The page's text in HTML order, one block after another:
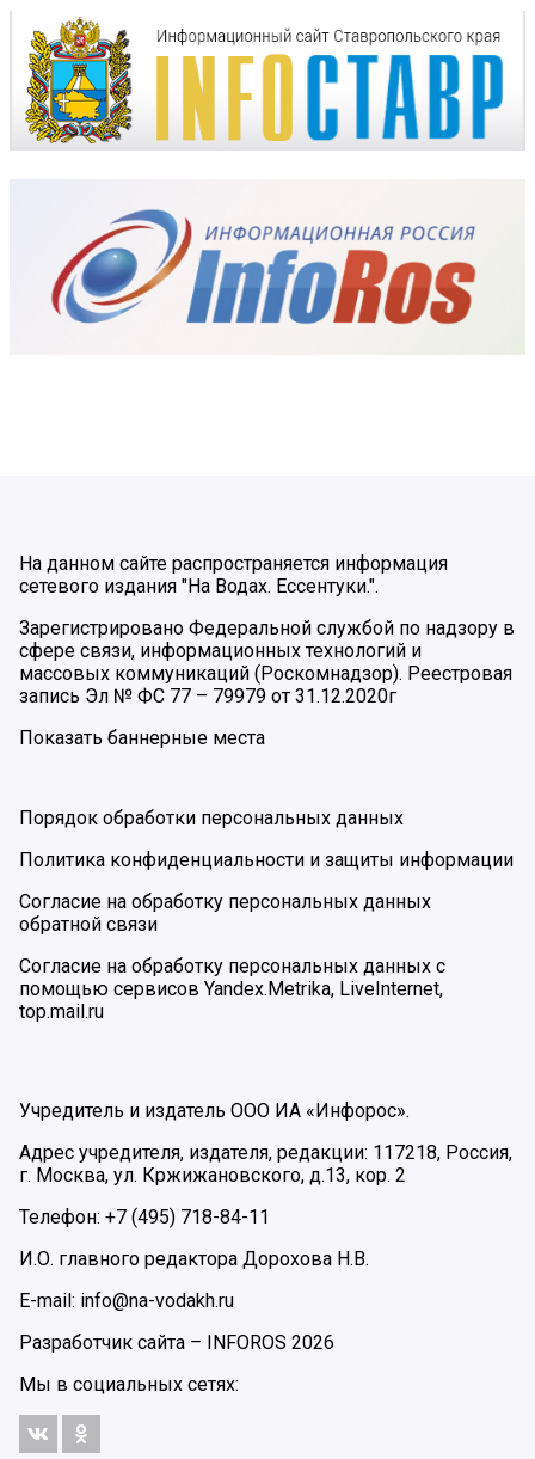
На данном сайте распространяется информация
сетевого издания "На Водах. Ессентуки.".
Зарегистрировано Федеральной службой по надзору в
сфере связи, информационных технологий и
массовых коммуникаций (Роскомнадзор). Реестровая
запись Эл № ФС 77 – 79979 от 31.12.2020г
Показать баннерные места
Порядок обработки персональных данных
Политика конфиденциальности и защиты информации
Согласие на обработку персональных данных
обратной связи
Согласие на обработку персональных данных с
помощью сервисов Yandex.Metrika, LiveInternet,
top.mail.ru
Учредитель и издатель ООО ИА «Инфорос».
Адрес учредителя, издателя, редакции: 117218, Россия,
г. Москва, ул. Кржижановского, д.13, кор. 2
Телефон: +7 (495) 718-84-11
И.О. главного редактора Дорохова Н.В.
E-mail: info@na-vodakh.ru
Разработчик сайта – INFOROS 2026
Мы в социальных сетях: